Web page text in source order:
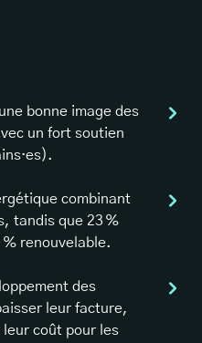
bonne image des
un fort soutien
combinant
tandis que 23 %
renouvelable.
des
leur facture,
leur coût pour les